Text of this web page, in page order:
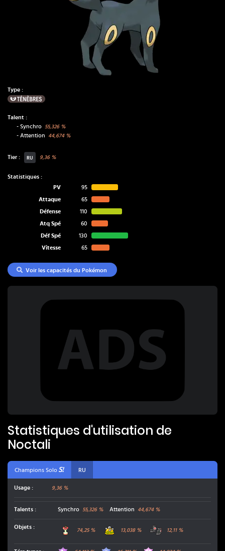
Type :
Ténèbres
Talent :
- Synchro 55,326%
- Attention 44,674%
Tier : RU 9,36%
Statistiques :
PV
95
Attaque
65
Défense
110
Atq Spé
60
Déf Spé
130
Vitesse
65
Voir les capacités du Pokémon
Statistiques d'utilisation de
Noctali
Champions Solo RU
Usage : 9,36 %
Talents : Synchro 55,326% Attention 44,674%
Objets :
74,25% 13,038% 12,11%
Poison Dragon Fée